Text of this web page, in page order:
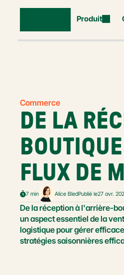
Produit
Commerce
DE LA
FLUX DE
7 min Alice BledPublié le27 avr.
De la réception à l'arrière-
un aspect essentiel de la
logistique pour gérer
stratégies saisonnières